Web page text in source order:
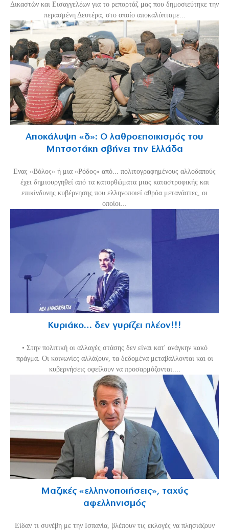
Δικαστών και Εισαγγελέων για το ρεπορτάζ μας που δημοσιεύτηκε την
περασμένη Δευτέρα, στο οποίο αποκαλύπταμε...
Αποκάλυψη «δ»: Ο λαθροεποικισμός του
Μητσοτάκη σβήνει την Ελλάδα
Ενας «Βόλος» ή μια «Ρόδος» από... πολιτογραφημένους αλλοδαπούς
έχει δημιουργηθεί από τα κατορθώματα μιας καταστροφικής και
επικίνδυνης κυβέρνησης που ελληνοποιεί αθρόα μετανάστες, οι
οποίοι...
Κυριάκο… δεν γυρίζει πλέον!!!
• Στην πολιτική οι αλλαγές στάσης δεν είναι κατ' ανάγκην κακό
πράγμα. Οι κοινωνίες αλλάζουν, τα δεδομένα μεταβάλλονται και οι
κυβερνήσεις οφείλουν να προσαρμόζονται....
Μαζικές «ελληνοποιήσεις», ταχύς
αφελληνισμός
Είδαν τι συνέβη με την Ισπανία, βλέπουν τις εκλογές να πλησιάζουν